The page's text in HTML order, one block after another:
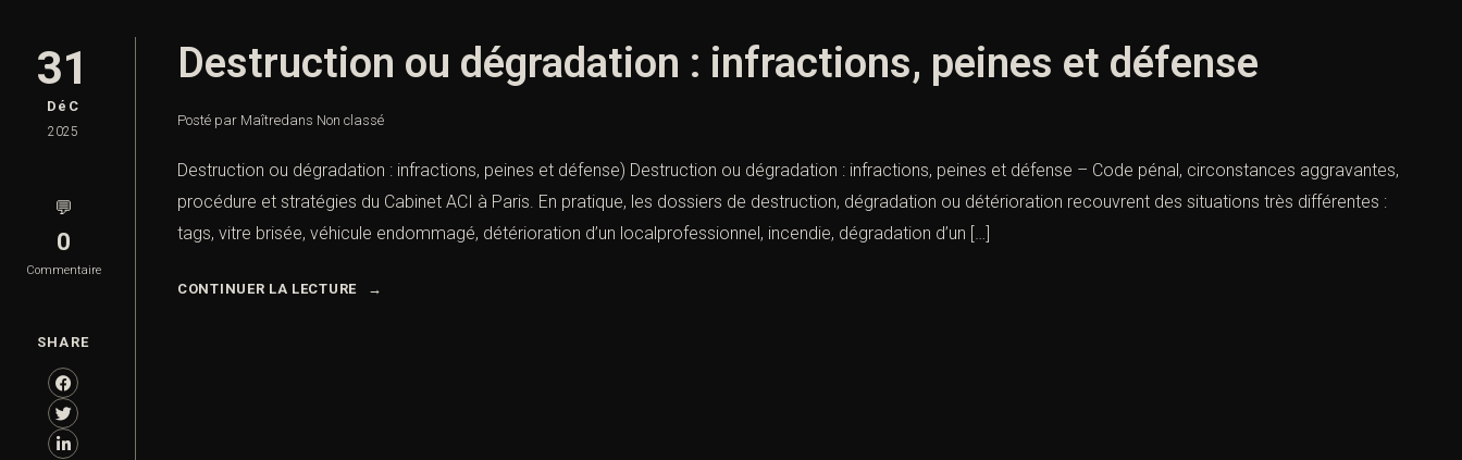
31
DéC
2025
💬
0
Commentaire
SHARE
Destruction ou dégradation : infractions, peines et défense
Posté par Maîtredans Non classé
Destruction ou dégradation : infractions, peines et défense) Destruction ou dégradation : infractions, peines et défense – Code pénal, circonstances aggravantes,
procédure et stratégies du Cabinet ACI à Paris. En pratique, les dossiers de destruction, dégradation ou détérioration recouvrent des situations très différentes :
tags, vitre brisée, véhicule endommagé, détérioration d’un localprofessionnel, incendie, dégradation d’un […]
CONTINUER LA LECTURE